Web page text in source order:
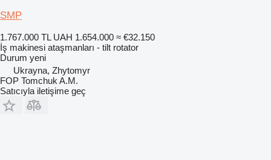
SMP
1.767.000 TL UAH 1.654.000 ≈ €32.150
İş makinesi ataşmanları - tilt rotator
Durum yeni
Ukrayna, Zhytomyr
FOP Tomchuk A.M.
Satıcıyla iletişime geç